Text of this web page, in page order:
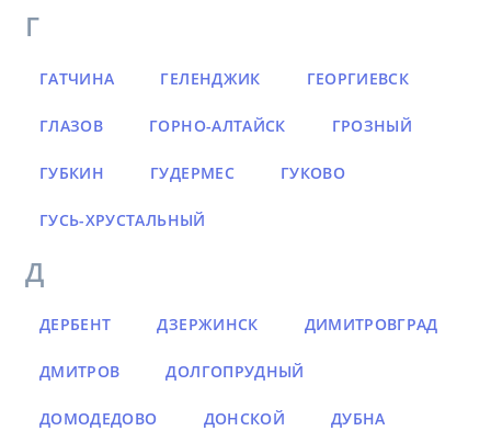
Г
ГАТЧИНА ГЕЛЕНДЖИК ГЕОРГИЕВСК
ГЛАЗОВ ГОРНО-АЛТАЙСК ГРОЗНЫЙ
ГУБКИН ГУДЕРМЕС ГУКОВО
ГУСЬ-ХРУСТАЛЬНЫЙ
Д
ДЕРБЕНТ ДЗЕРЖИНСК ДИМИТРОВГРАД
ДМИТРОВ ДОЛГОПРУДНЫЙ
ДОМОДЕДОВО ДОНСКОЙ ДУБНА